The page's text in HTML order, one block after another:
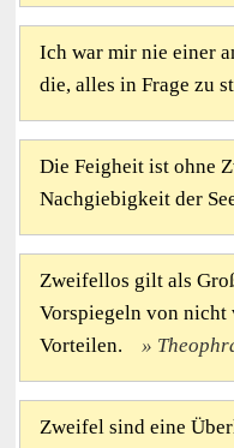
Ich war mir nie einer
die, alles in Frage zu
Die Feigheit ist ohne
Nachgiebigkeit der
Zweifellos gilt als
Vorspiegeln von nicht
Vorteilen.
Zweifel sind eine